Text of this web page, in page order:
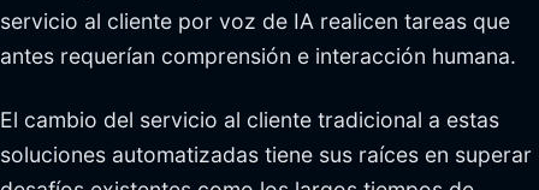
servicio al cliente por voz de IA realicen tareas que
antes requerían comprensión e interacción humana.
El cambio del servicio al cliente tradicional a estas
soluciones automatizadas tiene sus raíces en superar